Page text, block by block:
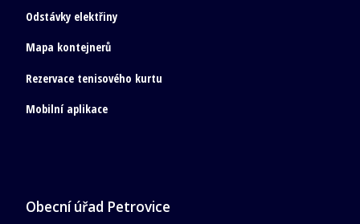
Odstávky elektřiny
Mapa kontejnerů
Rezervace tenisového kurtu
Mobilní aplikace
Obecní úřad Petrovice